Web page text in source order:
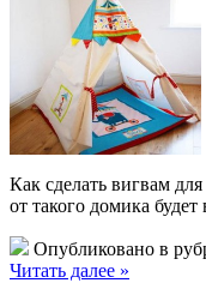
Как сделать вигвам
от такого домика
Опубликовано в
Читать далее »